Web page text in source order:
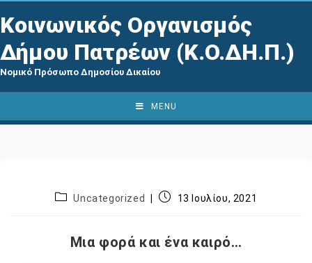
Κοινωνικός Οργανισμός
Δήμου Πατρέων (Κ.Ο.ΔΗ.Π.)
Νομικό Πρόσωπο Δημοσίου Δικαίου
MENU
Uncategorized 13 Ιουλίου, 2021
Μια φορά και ένα καιρό…